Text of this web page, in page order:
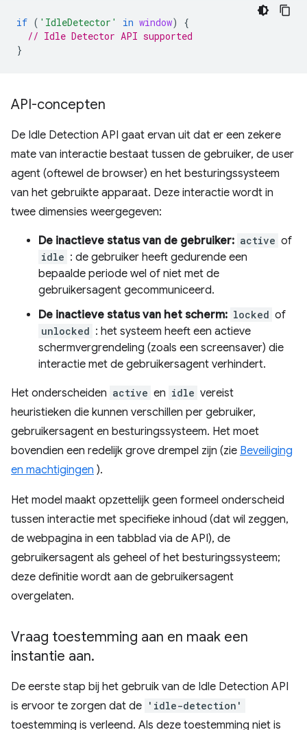
if ( 'IdleDetector' in window)
{
// Idle Detector API supported
}
API-concepten
De Idle Detection API gaat ervan uit dat er een zekere
mate van interactie bestaat tussen de gebruiker, de user
agent (oftewel de browser) en het besturingssysteem
van het gebruikte apparaat. Deze interactie wordt in
twee dimensies weergegeven:
De inactieve status van de gebruiker: active of
idle : de gebruiker heeft gedurende een
bepaalde periode wel of niet met de
gebruikersagent gecommuniceerd.
De inactieve status van het scherm: locked of
unlocked : het systeem heeft een actieve
schermvergrendeling (zoals een screensaver) die
interactie met de gebruikersagent verhindert.
Het onderscheiden active en idle vereist
heuristieken die kunnen verschillen per gebruiker,
gebruikersagent en besturingssysteem. Het moet
bovendien een redelijk grove drempel zijn (zie Beveiliging
en machtigingen ).
Het model maakt opzettelijk geen formeel onderscheid
tussen interactie met specifieke inhoud (dat wil zeggen,
de webpagina in een tabblad via de API), de
gebruikersagent als geheel of het besturingssysteem;
deze definitie wordt aan de gebruikersagent
overgelaten.
Vraag toestemming aan en maak een
instantie aan.
De eerste stap bij het gebruik van de Idle Detection API
is ervoor te zorgen dat de 'idle-detection'
toestemming is verleend. Als deze toestemming niet is